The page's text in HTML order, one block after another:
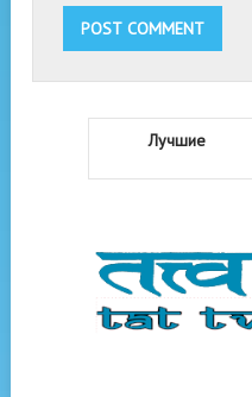
Лучшие